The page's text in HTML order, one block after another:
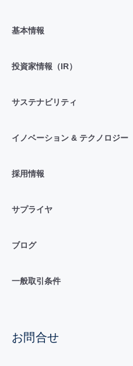
基本情報
投資家情報（IR）
サステナビリティ
イノベーション & テクノロジー
採用情報
サプライヤ
ブログ
一般取引条件
お問合せ